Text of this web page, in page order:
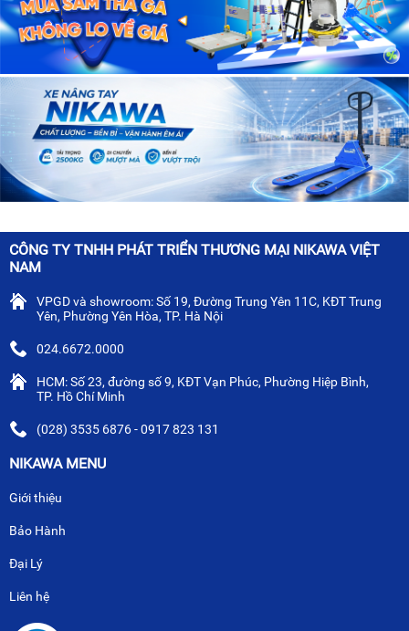
CÔNG TY TNHH PHÁT TRIỂN THƯƠNG MẠI NIKAWA VIỆT
NAM
VPGD và showroom: Số 19, Đường Trung Yên 11C, KĐT Trung
Yên, Phường Yên Hòa, TP. Hà Nội
024.6672.0000
HCM: Số 23, đường số 9, KĐT Vạn Phúc, Phường Hiệp Bình,
TP. Hồ Chí Minh
(028) 3535 6876 - 0917 823 131
NIKAWA MENU
Giới thiệu
Bảo Hành
Đại Lý
Liên hệ